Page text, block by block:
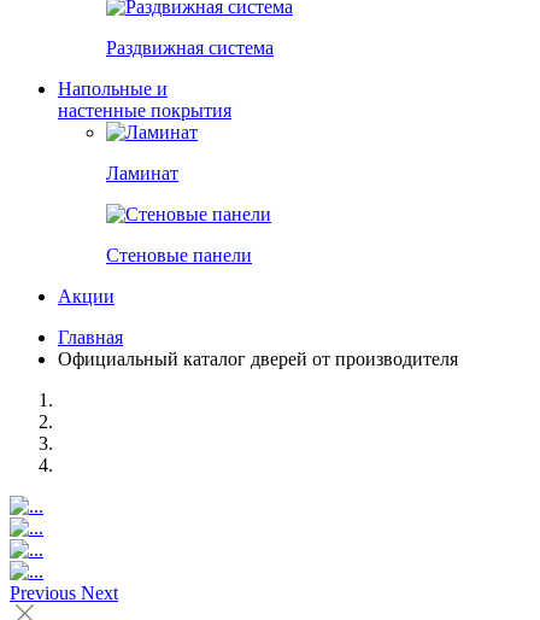
Раздвижная система
Напольные и
настенные покрытия
Ламинат
Стеновые панели
Акции
Главная
Официальный каталог дверей от производителя
Previous Next